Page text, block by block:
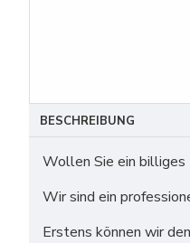
BESCHREIBUNG
Wollen Sie ein billiges
Wir sind ein
Erstens können wir